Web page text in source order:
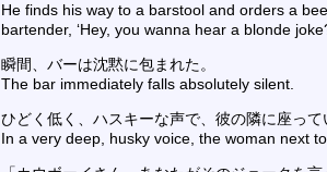
He finds his way to a barstool and orders a
bartender, ‘Hey, you wanna hear a blonde
瞬間、バーは沈黙に包まれた。
The bar immediately falls absolutely silent.
ひどく低く、ハスキーな声で、彼の隣に座って
In a very deep, husky voice, the woman next